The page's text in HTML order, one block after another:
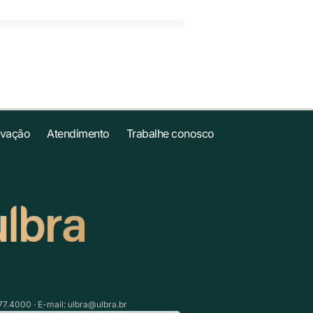
Atendimento Trabalhe conosco
· E-mail: ulbra@ulbra.br